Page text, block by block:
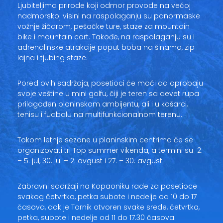
Ljubiteljima prirode koji odmor provode na većoj
nadmorskoj visini na raspolaganju su panormaske
vožnje žičarom, pešačke ture, staze za mountain
bike i mountain cart. Takođe, na raspolaganju su i
adrenalinske atrakcije poput boba na šinama, zip
lajna i tjubing staze.
Pored ovih sadržaja, posetioci će moći da oprobaju
svoje veštine u mini golfu, čiji je teren sa devet rupa
prilagođen planinskom ambijentu, ali i u košarci,
tenisu i fudbalu na multifunkcionalnom terenu.
Tokom letnje sezone u planinskim centrima će se
organizovati tri Top summer vikenda, a termini su 2.
– 5. jul, 30. jul – 2. avgust i 27. – 30. avgust.
Zabravni sadržaji na Kopaoniku rade za posetioce
svakog četvrtka, petka subote i nedelje od 10 do 17
časova, dok je Tornik otvoren svake srede, četvrtka,
petka, subote i nedelje od 11 do 17.30 časova.